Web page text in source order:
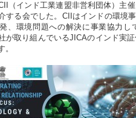
（インド工業連盟非営利団体）主
する会でした。CIIはインドの環境
、環境問題への解決に事業協力し
が取り組んでいるJICAのインド実
。